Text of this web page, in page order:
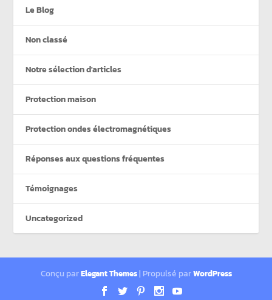
Le Blog
Non classé
Notre sélection d'articles
Protection maison
Protection ondes électromagnétiques
Réponses aux questions fréquentes
Témoignages
Uncategorized
Conçu parElegant Themes| Propulsé parWordPress